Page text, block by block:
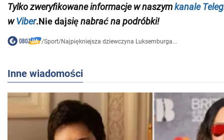
Tylkozweryfikowane informacje w naszymkanale
wViber.Nie dajsię nabrać na podróbki!
/Sport/Najpiękniejsza dziewczyna Luksemburga...
Inne wiadomości